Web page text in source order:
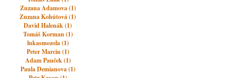
Zuzana Adamova (1)
Zuzana Kohútová (1)
David Halenák (1)
Tomáš Korman (1)
lukasmozola (1)
Peter Marcin (1)
Adam Pauček (1)
Paula Demianova (1)